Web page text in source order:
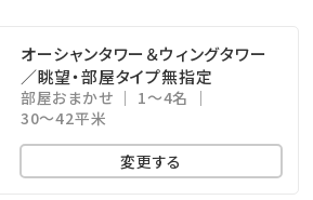
＞
子様まで添い寝無料
朝食無料（大人同伴時に限る）
夕食無料（大人同伴時に限る）
割引あり
オーシャンタワー＆ウィングタワー
／眺望・部屋タイプ無指定
部屋おまかせ
1～4名
30～42平米
変更する